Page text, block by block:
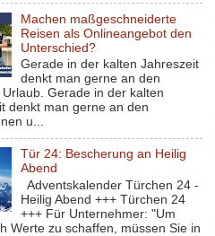
Machen maßgeschneiderte
Reisen als Onlineangebot den
Unterschied?
Gerade in der kalten Jahreszeit
denkt man gerne an den
Gerade in der kalten
denkt man gerne an den
u...
Tür 24: Bescherung an Heilig
Abend
Adventskalender Türchen 24 -
Heilig Abend +++ Türchen 24
+++ Für Unternehmer: "Um
Werte zu schaffen, müssen Sie in